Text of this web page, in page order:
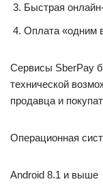
Быстрая
Оплата «одним
Сервисы SberPay
технической
продавца и
Операционная
Android 8.1 и выше